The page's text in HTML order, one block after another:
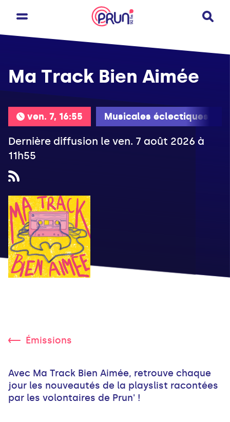
ven. 7, 16:55 Musicales éclectiques
Ma Track Bien Aimée
Dernière diffusion le ven. 7 août 2026 à
11h55
Émissions
Avec Ma Track Bien Aimée, retrouve chaque
jour les nouveautés de la playslist racontées
par les volontaires de Prun' !